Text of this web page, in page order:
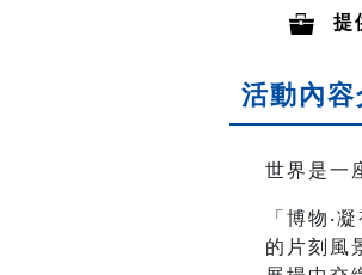
提
活動內容
世界是一
「博物‧
的片刻風